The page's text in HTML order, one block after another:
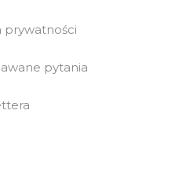
prywatności
pytania